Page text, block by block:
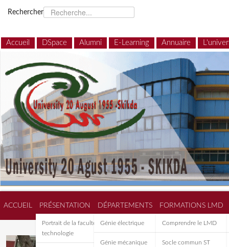
Rechercher
Accueil DSpace Alumni E-Learning Annuaire
ACCUEIL PRÉSENTATION
Portrait de la faculté de
technologie
DÉPARTEMENTS
Génie électrique
Génie mécanique
FORMATIONS LMD
Comprendre le LMD
Socle commun ST